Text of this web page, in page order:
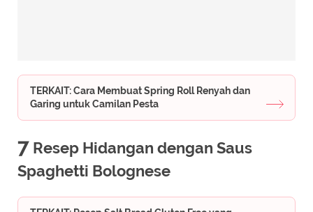
TERKAIT: Cara Membuat Spring Roll Renyah dan
Garing untuk Camilan Pesta
7 Resep Hidangan dengan Saus
Spaghetti Bolognese